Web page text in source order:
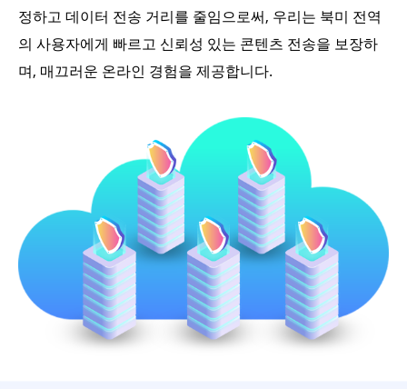
정하고 데이터 전송 거리를 줄임으로써, 우리는 북미 전역
의 사용자에게 빠르고 신뢰성 있는 콘텐츠 전송을 보장하
며, 매끄러운 온라인 경험을 제공합니다.